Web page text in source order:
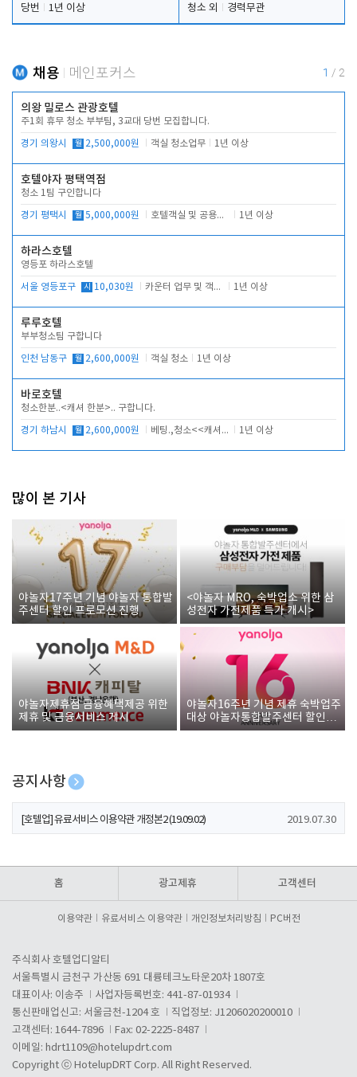
당번
1년 이상
청소 외
경력무관
채용 메인포커스 1 / 2
의왕 밀로스 관광호텔
주1회 휴무 청소 부부팀, 3교대 당번 모집합니다.
경기 의왕시 월 2,500,000원 객실 청소업무 1년 이상
호텔야자 평택역점
청소 1팀 구인합니다
경기 평택시 월 5,000,000원 호텔객실 및 공용시설 청소 관리 1년 이상
하라스호텔
영등포 하라스호텔
서울 영등포구 시 10,030원 카운터 업무 및 객실관리(청소상태 확인, 객실판매) 1년 이상
루루호텔
부부청소팀 구합니다
인천 남동구 월 2,600,000원 객실 청소 1년 이상
바로호텔
청소한분..<캐셔 한분>.. 구합니다.
경기 하남시 월 2,600,000원 베팅.,청소<<캐셔 모셔봅니다. 1년 이상
많이 본 기사
야놀자17주년 기념 야놀자 통합발
주센터 할인 프로모션 진행
<야놀자 MRO, 숙박업소 위한 삼
성전자 가전제품 특가 개시>
야놀자제휴점 금융혜택제공 위한
제휴 및 금융서비스 게시
야놀자16주년 기념 제휴 숙박업주
대상 야놀자통합발주센터 할인쿠
폰 증정
공지사항
[호텔업] 개인정보 처리방침 개정본1 (19.09.02)
[호텔업] 유료서비스 이용약관 개정본2 (19.09.02) 2019.07.30
홈 광고제휴 고객센터
이용약관 유료서비스 이용약관 개인정보처리방침 PC버전
주식회사 호텔업디알티
서울특별시 금천구 가산동 691 대륭테크노타운20차 1807호
대표이사: 이송주
사업자등록번호: 441-87-01934
통신판매업신고: 서울금천-1204 호
직업정보: J1206020200010
고객센터: 1644-7896
Fax: 02-2225-8487
이메일: hdrt1109@hotelupdrt.com
Copyright ⓒ HotelupDRT Corp. All Right Reserved.